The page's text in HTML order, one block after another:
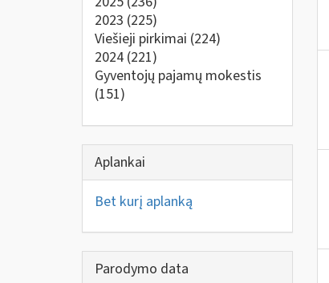
2023 (225)
Viešieji pirkimai (224)
2024 (221)
Gyventojų pajamų mokestis
(151)
Aplankai
Bet kurį aplanką
Parodymo data